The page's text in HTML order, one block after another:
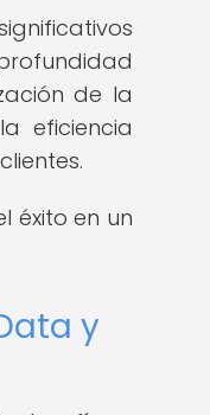
de la
eficiencia
éxito en un
y